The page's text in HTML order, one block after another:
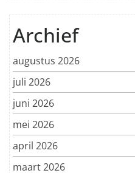
Archief
augustus 2026
juli 2026
juni 2026
mei 2026
april 2026
maart 2026